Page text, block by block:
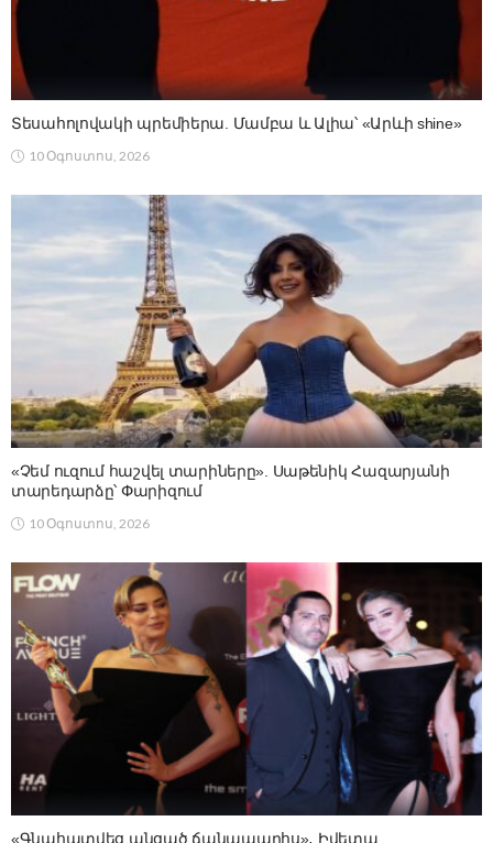
Տեսահոլովակի պրեմիերա. Մամբա և Ալիա՝ «Արևի shine»
10 Օգոստոս, 2026
«Չեմ ուզում հաշվել տարիները». Սաթենիկ Հազարյանի
տարեդարձը՝ Փարիզում
10 Օգոստոս, 2026
«Գնահատվեց անցած ճանապարհս»․ Իվետա